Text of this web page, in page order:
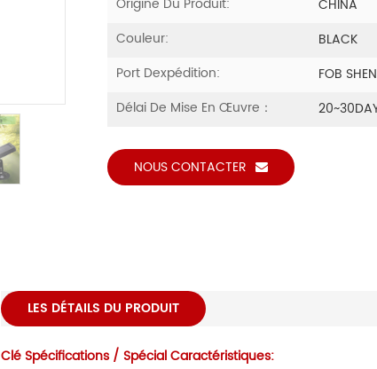
CHINA
Couleur:
BLACK
Port Dexpédition:
FOB
Délai De Mise En Œuvre：
NOUS CONTACTER
LES DÉTAILS DU PRODUIT
Clé Spécifications / Spécial Caractéristiques: